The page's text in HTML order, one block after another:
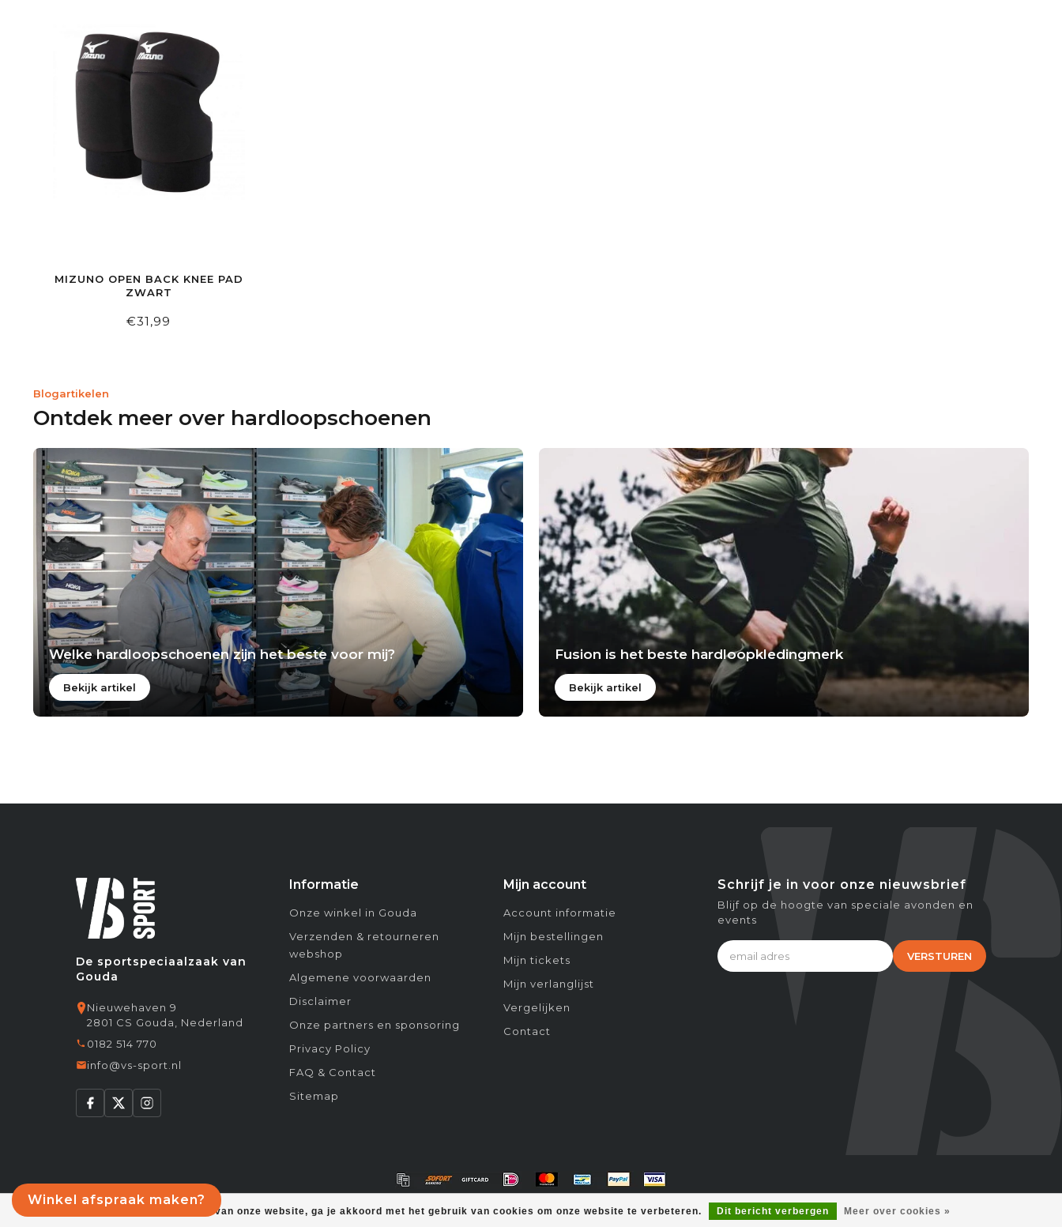
Winkel afspraak maken?
MIZUNO OPEN BACK KNEE PAD
ZWART
€31,99
Blogartikelen
Ontdek meer over hardloopschoenen
Welke hardloopschoenen zijn het beste voor mij?
Bekijk artikel
Fusion is het beste hardloopkledingmerk
Bekijk artikel
Door het gebruiken van onze website, ga je akkoord met het gebruik van cookies om onze website te verbeteren. Dit bericht verbergen Meer over cookies »
De sportspeciaalzaak van
Gouda
Nieuwehaven 9
2801 CS Gouda, Nederland
0182 514 770
info@vs-sport.nl
Informatie
Onze winkel in Gouda
Verzenden & retourneren
webshop
Algemene voorwaarden
Disclaimer
Onze partners en sponsoring
Privacy Policy
FAQ & Contact
Sitemap
Mijn account
Account informatie
Mijn bestellingen
Mijn tickets
Mijn verlanglijst
Vergelijken
Contact
Schrijf je in voor onze nieuwsbrief
Blijf op de hoogte van speciale avonden en
events
VERSTUREN